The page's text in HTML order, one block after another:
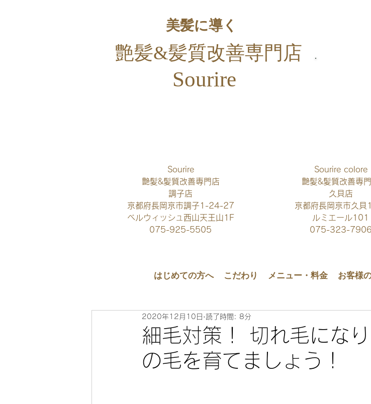
美髪に導く
艶髪&髪質改善専門店
Sourire
Sourire
艶髪&髪質改善専門店
調子店
京都府長岡京市調子1-24-27
​ベルウィッシュ西山天王山1F
075-925-5505
Sourire colore
艶髪&髪質改善専
久貝店​
京都府長岡京市久
​ルミエール101
075-323-7906
はじめての方へ こだわり メニュー・料金 お客様
細毛対策！ 切れ毛にな
の毛を育てましょう！
2020年12月10日 読了時間: 8分